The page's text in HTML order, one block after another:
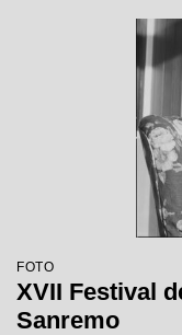
FOTO
XVII Festival
Sanremo